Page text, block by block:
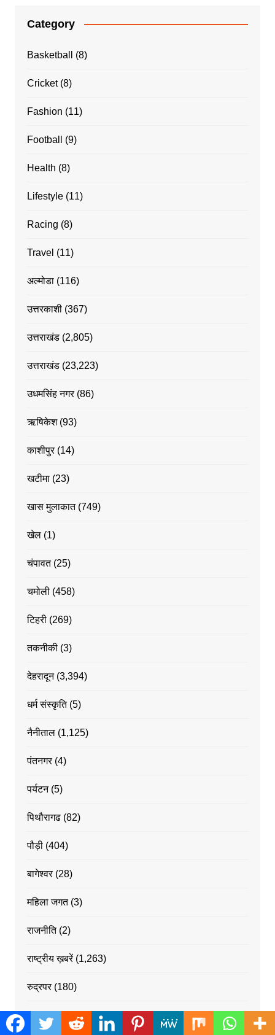
Category
Basketball (8)
Cricket(8)
Fashion (11)
Football (9)
Health (8)
Lifestyle(11)
Racing (8)
Travel (11)
अल्मोडा(116)
उत्तरकाशी(367)
उत्तराखंड(2,805)
उत्तराखंड(23,223)
उधमसिंह नगर(86)
ऋषिकेश(93)
काशीपुर(14)
खटीमा(23)
खास मुलाकात(749)
खेल(1)
चंपावत(25)
चमोली(458)
टिहरी(269)
तकनीकी(3)
देहरादून(3,394)
धर्म संस्कृति(5)
नैनीताल(1,125)
पंतनगर(4)
पर्यटन(5)
पिथौरागढ(82)
पौड़ी(404)
बागेश्वर(28)
महिला जगत(3)
राजनीति(2)
राष्ट्रीय ख़बरें(1,263)
रुद्रपर(180)
रुद्रपुर